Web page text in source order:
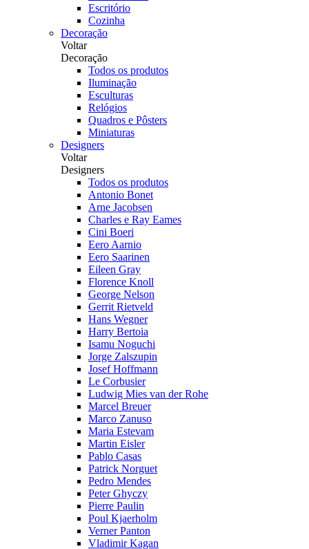
Escritório
Cozinha
Decoração
Voltar
Decoração
Todos os produtos
Iluminação
Esculturas
Relógios
Quadros e Pôsters
Miniaturas
Designers
Voltar
Designers
Todos os produtos
Antonio Bonet
Arne Jacobsen
Charles e Ray Eames
Cini Boeri
Eero Aarnio
Eero Saarinen
Eileen Gray
Florence Knoll
George Nelson
Gerrit Rietveld
Hans Wegner
Harry Bertoia
Isamu Noguchi
Jorge Zalszupin
Josef Hoffmann
Le Corbusier
Ludwig Mies van der Rohe
Marcel Breuer
Marco Zanuso
Maria Estevam
Martin Eisler
Pablo Casas
Patrick Norguet
Pedro Mendes
Peter Ghyczy
Pierre Paulin
Poul Kjaerholm
Verner Panton
Vladimir Kagan